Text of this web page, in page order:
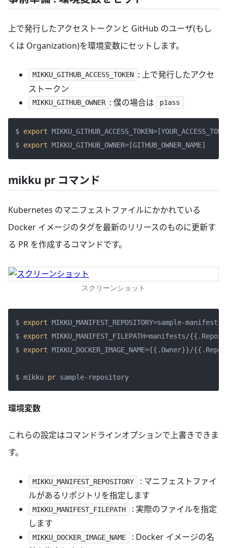
上で発行したアクセストークンと GitHub のユーザ(もし
くは Organization)を環境変数にセットします。
MIKKU_GITHUB_ACCESS_TOKEN
: 上で発行したアクセ
ストークン
MIKKU_GITHUB_OWNER : 僕の場合は p1ass
$ export
$ export
mikku pr コマンド
Kubernetes のマニフェストファイルにかかれている
Docker イメージのタグを最新のリリースのものに更新す
る PR を作成するコマンドです。
スクリーンショット
$ export MIKKU_MANIFEST_REPOSITORY=sample-
$ export MIKKU_MANIFEST_FILEPATH=manifests/
$ export MIKKU_DOCKER_IMAGE_NAME={{.Owner}}/
$ mikku pr sample-repository
環境変数
これらの設定はコマンドラインオプションで上書きできま
す。
MIKKU_MANIFEST_REPOSITORY
: マニフェストファイ
ルがあるリポジトリを指定します
MIKKU_MANIFEST_FILEPATH
: 実際のファイルを指定
します
MIKKU_DOCKER_IMAGE_NAME
: Docker イメージの名